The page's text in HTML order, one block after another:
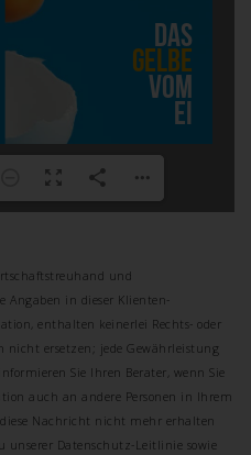
und
Angaben in dieser Klienten-
enthalten keinerlei Rechts- oder
nicht ersetzen; jede Gewährleistung
Sie Ihren Berater, wenn Sie
auch an andere Personen in Ihrem
Nachricht nicht mehr erhalten
Datenschutz-Leitlinie sowie